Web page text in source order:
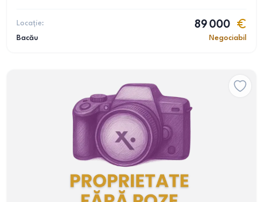
Locație:
Bacău
89 000
Negociabil